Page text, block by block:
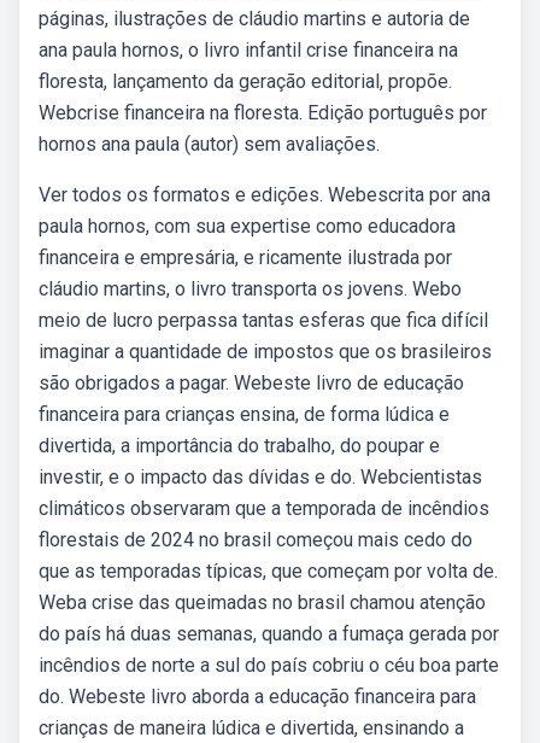
páginas, ilustrações de cláudio martins e autoria de
ana paula hornos, o livro infantil crise financeira na
floresta, lançamento da geração editorial, propõe.
Webcrise financeira na floresta. Edição português por
hornos ana paula (autor) sem avaliações.
Ver todos os formatos e edições. Webescrita por ana
paula hornos, com sua expertise como educadora
financeira e empresária, e ricamente ilustrada por
cláudio martins, o livro transporta os jovens. Webo
meio de lucro perpassa tantas esferas que fica difícil
imaginar a quantidade de impostos que os brasileiros
são obrigados a pagar. Webeste livro de educação
financeira para crianças ensina, de forma lúdica e
divertida, a importância do trabalho, do poupar e
investir, e o impacto das dívidas e do. Webcientistas
climáticos observaram que a temporada de incêndios
florestais de 2024 no brasil começou mais cedo do
que as temporadas típicas, que começam por volta de.
Weba crise das queimadas no brasil chamou atenção
do país há duas semanas, quando a fumaça gerada por
incêndios de norte a sul do país cobriu o céu boa parte
do. Webeste livro aborda a educação financeira para
crianças de maneira lúdica e divertida, ensinando a